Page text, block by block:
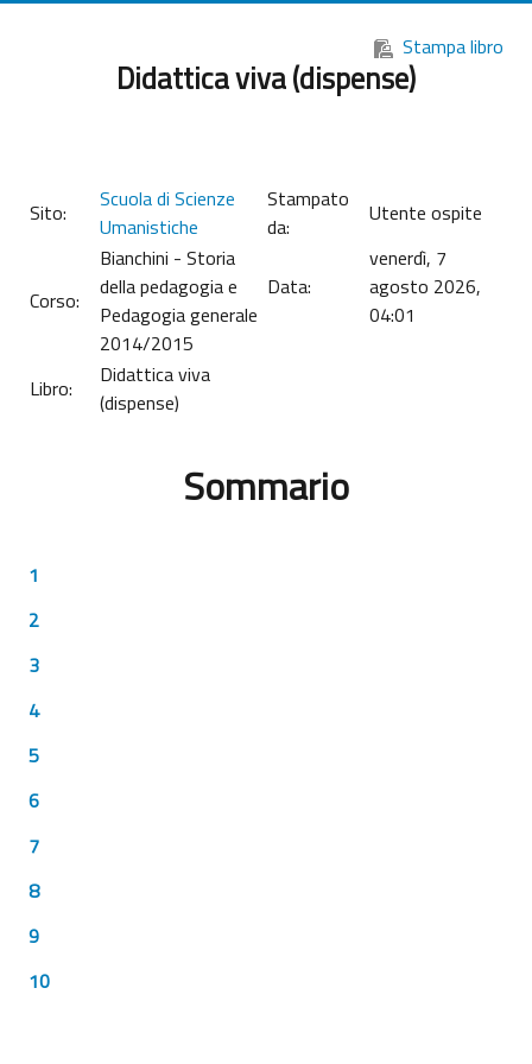
Vai al contenuto principale
Stampa libro
Didattica viva (dispense)
Sito:
Scuola di Scienze
Umanistiche
Corso:
Bianchini - Storia
della pedagogia e
Pedagogia generale
2014/2015
Libro:
Didattica viva
(dispense)
Stampato
da:
Utente ospite
Data:
venerdì, 7
agosto 2026,
04:01
Sommario
1
2
3
4
5
6
7
8
9
10